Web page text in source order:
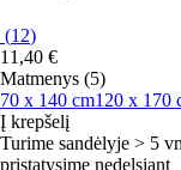
(12)
11,40 €
Matmenys (5)
70 x 140 cm120 x 170
Į krepšelį
Turime sandėlyje > 5
pristatysime nedelsiant